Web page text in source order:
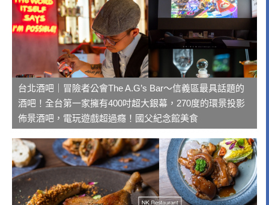
台北酒吧｜冒險者公會The A.G’s Bar～信義區最具話題的
酒吧！全台第一家擁有400吋超大銀幕，270度的環景投影
佈景酒吧，電玩遊戲超過癮！國父紀念館美食